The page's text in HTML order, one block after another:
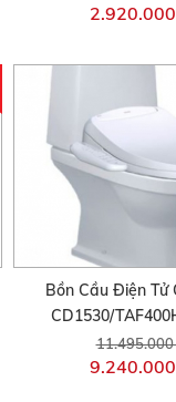
Bồn Cầu Điện Tử
CD1530/
11.495.000